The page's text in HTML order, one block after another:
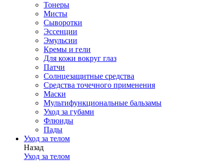
Тонеры
Мисты
Сыворотки
Эссенции
Эмульсии
Кремы и гели
Для кожи вокруг глаз
Патчи
Солнцезащитные средства
Средства точечного применения
Маски
Мультифункциональные бальзамы
Уход за губами
Флюиды
Пады
Уход за телом
Назад
Уход за телом